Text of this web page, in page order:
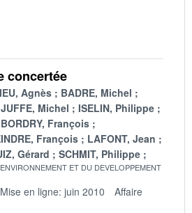
concertée
Agnès
BADRE, Michel
JUFFE, Michel
ISELIN, Philippe
BORDRY, François
François
LAFONT, Jean
Gérard SCHMIT, Philippe
ET DU DEVELOPPEMENT
Mise en ligne: juin 2010
Affaire